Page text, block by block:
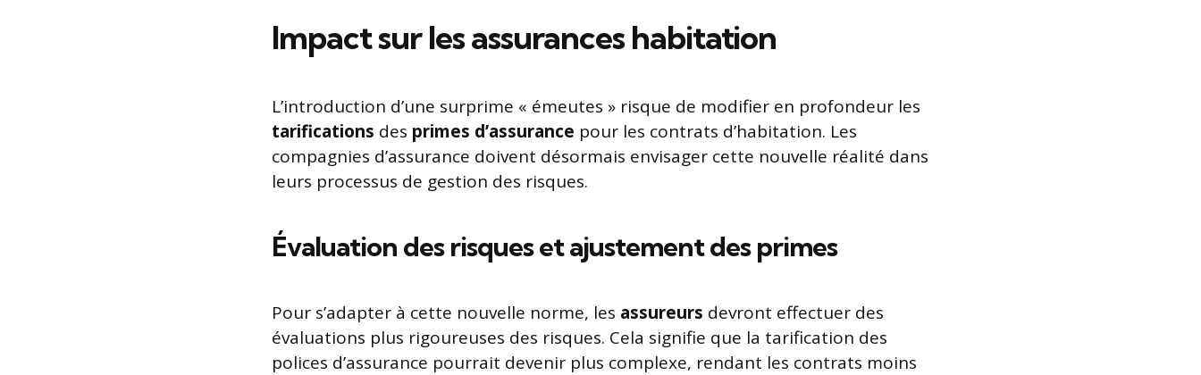
Impact sur lesassurances habitation
L’introduction d’une surprime « émeutes » risque de modifier en profondeur les
tarifications des primes d’assurance pour les contrats d’habitation. Les
compagnies d’assurance doivent désormais envisager cette nouvelle réalité dans
leurs processus de gestion des risques.
Évaluation des risques et ajustement des primes
Pour s’adapter à cette nouvelle norme, les assureurs devront effectuer des
évaluations plus rigoureuses des risques. Cela signifie que la tarification des
polices d’assurance pourrait devenir plus complexe, rendant les contrats moins